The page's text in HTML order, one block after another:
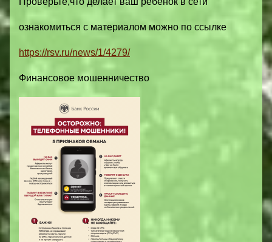
ознакомиться с материалом можно по ссылке
https://rsv.ru/news/1/4279/
Финансовое мошенничество